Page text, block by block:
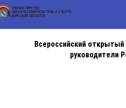
Всероссийский открытый
руководители